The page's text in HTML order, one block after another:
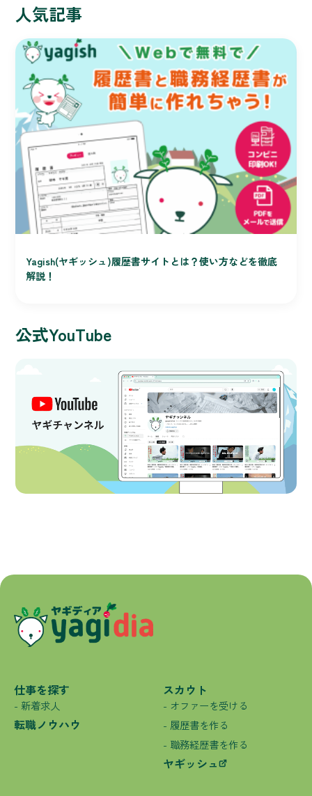
人気記事
Yagish(ヤギッシュ)履歴書サイトとは？使い方などを徹底
解説！
公式YouTube
仕事を探す
- 新着求人
転職ノウハウ
スカウト
- オファーを受ける
- 履歴書を作る
- 職務経歴書を作る
ヤギッシュ